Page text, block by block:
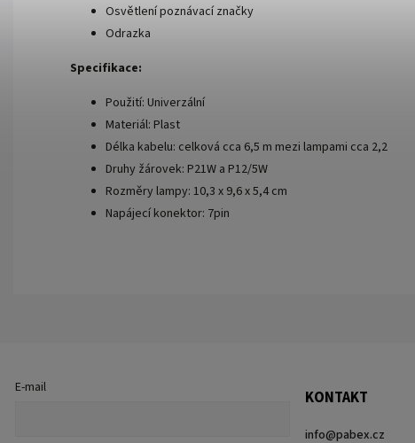
Osvětlení poznávací značky
Odrazka
Specifikace:
Použití: Univerzální
Materiál: Plast
Délka kabelu: celková cca 6,5 m mezi lampami cca 2,2
Druhy žárovek: P21W a P12/5W
Rozměry lampy: 10,3 x 9,6 x 5,4 cm
Napájecí konektor: 7pin
E-mail
KONTAKT
info@pabex.cz